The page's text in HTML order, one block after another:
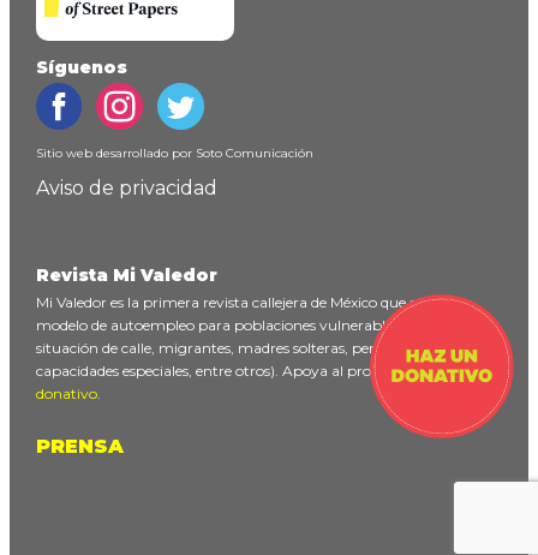
Síguenos
Sitio web desarrollado por Soto Comunicación
Aviso de privacidad
Revista Mi Valedor
Mi Valedor es la primera revista callejera de México que ofrece un
modelo de autoempleo para poblaciones vulnerables (personas en
situación de calle, migrantes, madres solteras, personas con
capacidades especiales, entre otros). Apoya al proyectohaciendo un
donativo.
PRENSA